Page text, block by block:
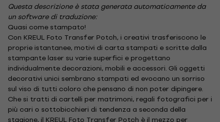
Questa descrizione è stata generata automaticamente da
un software di traduzione:
Quasi come stampato!
Con KREUL Foto Transfer Potch, i creativi trasferiscono le
proprie istantanee, motivi di carta stampati e scritte dalla
stampante laser su varie superfici e progettano
individualmente decorazioni, mobili e accessori. Gli oggetti
decorativi unici sembrano stampati ed evocano un sorriso
sul viso di tutti coloro che pensano di non poter dipingere.
Che si tratti di cartelli per matrimoni, regali fotografici per i
più cari o sottobicchieri di tendenza a seconda della
stagione, il KREUL Foto Transfer Potch è il mezzo per